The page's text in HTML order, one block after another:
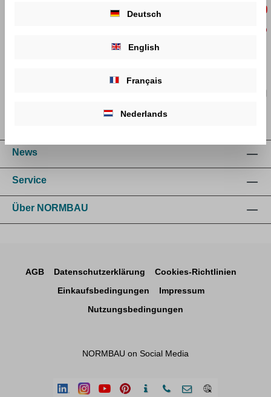
Nylon Trennwandschloss
News
Service
Über NORMBAU
AGB Datenschutzerklärung
Cookies-Richtlinien
Einkaufsbedingungen
Impressum
Nutzungsbedingungen
NORMBAU on Social Media
Deutsch
English
Français
Nederlands